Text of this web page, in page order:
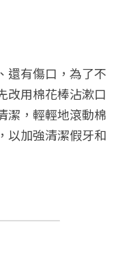
還有傷口，為了不
改用棉花棒沾漱口
潔，輕輕地滾動棉
以加強清潔假牙和